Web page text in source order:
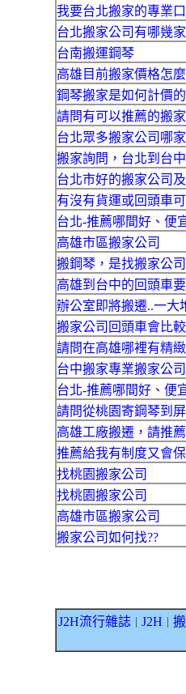
我要台北搬家的專業
台北搬家公司有哪幾
台南搬運鋼琴
高雄目前搬家價格怎
鋼琴搬家是如何計價的
請問有可以推薦的搬
台北眾多搬家公司哪
搬家詢問，台北到台中
台北市好的搬家公司
有沒有貨運或回頭車
台北-推薦哪間好、便
高雄市區搬家公司
搬鋼琴，是找搬家公
高雄到台中的回頭車
辦公室即將搬遷..一大
搬家公司回頭車會比
請問在高雄哪裡有精
台中搬家專業搬家公
台北-推薦哪間好、便
請問從桃園寄鋼琴到
高雄工廠搬遷，請推
推薦給我有制度又會
找桃園搬家公司
找桃園搬家公司
高雄市區搬家公司
搬家公司如何找??
J2H流行雜誌｜ J2H